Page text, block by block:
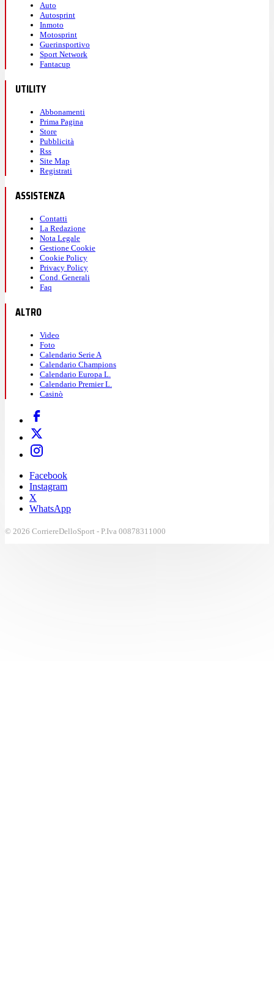
Auto
Autosprint
Inmoto
Motosprint
Guerinsportivo
Sport Network
Fantacup
UTILITY
Abbonamenti
Prima Pagina
Store
Pubblicità
Rss
Site Map
Registrati
ASSISTENZA
Contatti
La Redazione
Nota Legale
Gestione Cookie
Cookie Policy
Privacy Policy
Cond. Generali
Faq
ALTRO
Video
Foto
Calendario Serie A
Calendario Champions
Calendario Europa L.
Calendario Premier L.
Casinò
Facebook
Instagram
X
WhatsApp
© 2026 CorriereDelloSport - P.Iva 00878311000